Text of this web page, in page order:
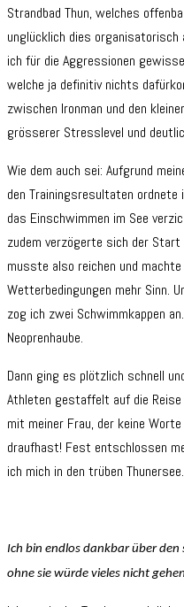
Strandbad Thun, welches
unglücklich dies
ich für die Aggressionen
welche ja definitiv nichts
zwischen Ironman und den
grösserer Stresslevel und
Wie dem auch sei: Aufgrund
den Trainingsresultaten ordnete
das Einschwimmen im See
zudem verzögerte sich der Start
musste also reichen und
Wetterbedingungen mehr Sinn.
zog ich zwei Schwimmkappen
Neoprenhaube.
Dann ging es plötzlich schnell
Athleten gestaffelt auf die
mit meiner Frau, der keine
draufhast! Fest entschlossen
ich mich in den trüben Thunersee.
Ich bin endlos dankbar über
ohne sie würde vieles nicht